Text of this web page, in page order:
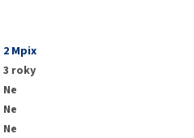
2 Mpix
3 roky
Ne
Ne
Ne